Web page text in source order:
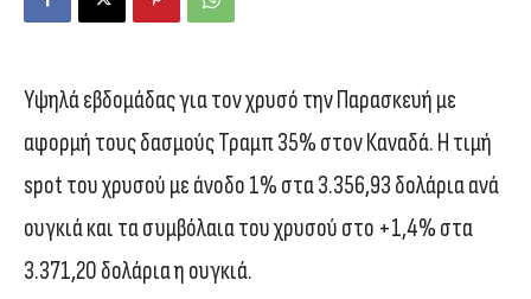
Υψηλά εβδομάδας για τον χρυσό την Παρασκευή με
αφορμή τους δασμούς Τραμπ 35% στον Καναδά. Η τιμή
spot του χρυσού με άνοδο 1% στα 3.356,93 δολάρια ανά
ουγκιά και τα συμβόλαια του χρυσού στο +1,4% στα
3.371,20 δολάρια η ουγκιά.